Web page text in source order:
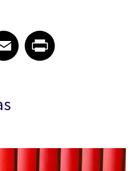
article on Email
EmailShare article on Print